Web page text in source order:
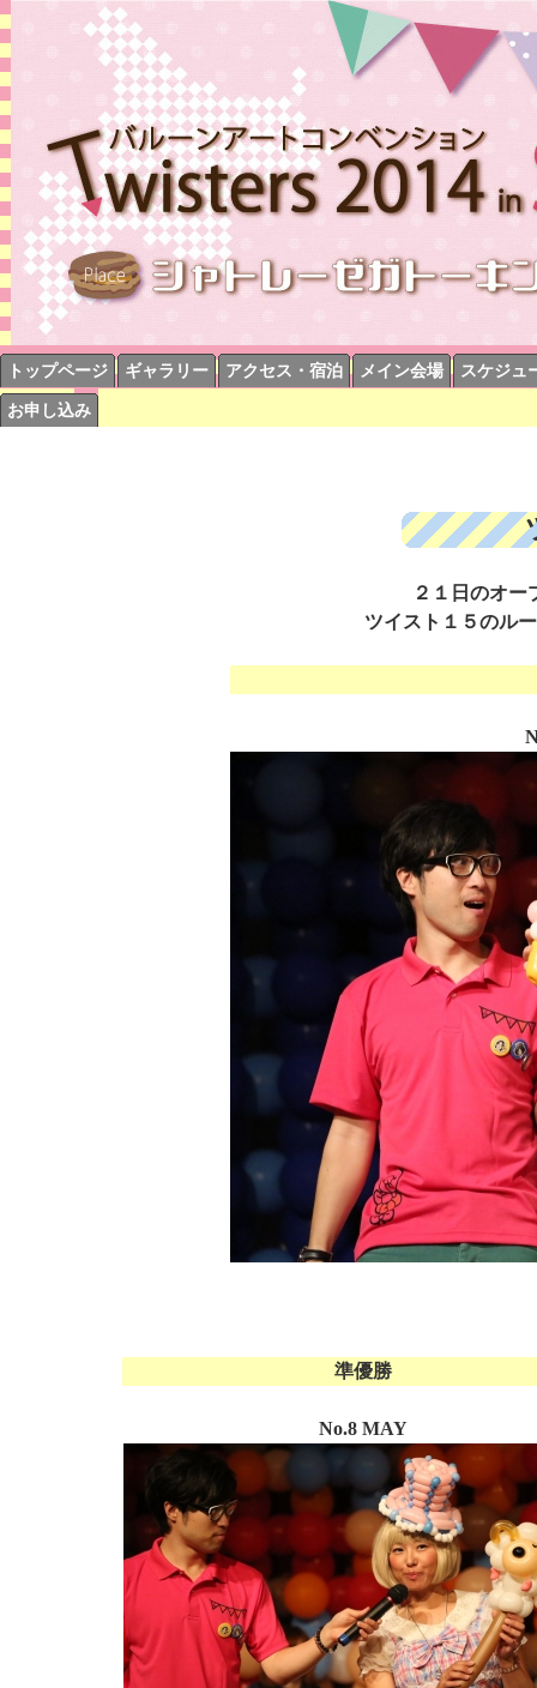
トップページ ギャラリー アクセス・宿泊 メイン会場 スケジュ
お申し込み
２１日のオー
ツイスト１５のル
準優勝
No.8 MAY